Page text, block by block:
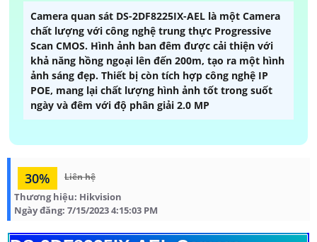
Camera quan sát DS-2DF8225IX-AEL là một Camera
chất lượng với công nghệ trung thực Progressive
Scan CMOS. Hình ảnh ban đêm được cải thiện với
khả năng hồng ngoại lên đến 200m, tạo ra một hình
ảnh sáng đẹp. Thiết bị còn tích hợp công nghệ IP
POE, mang lại chất lượng hình ảnh tốt trong suốt
ngày và đêm với độ phân giải 2.0 MP
30% Liên hệ
Thương hiệu: Hikvision
Ngày đăng: 7/15/2023 4:15:03 PM